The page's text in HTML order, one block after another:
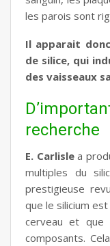
les parois sont
Il apparait
de silice, qui
des vaisseaux
recherche
E. Carlislea
multiples du
prestigieuse
que le silicium
cerveau et que
composants.